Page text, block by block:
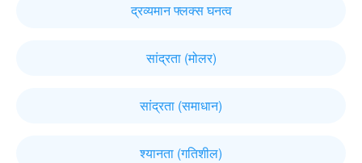
द्रव्यमान फ्लक्स घनत्व
सांद्रता (मोलर)
सांद्रता (समाधान)
श्यानता (गतिशील)